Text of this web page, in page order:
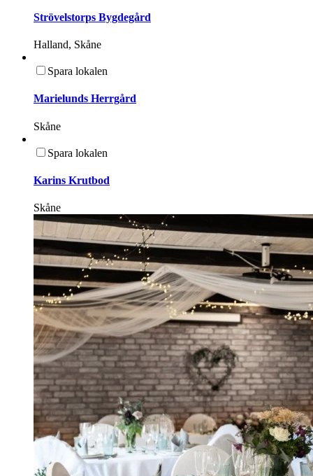
Strövelstorps Bygdegård
Halland, Skåne
Spara lokalen
Marielunds Herrgård
Skåne
Spara lokalen
Karins Krutbod
Skåne